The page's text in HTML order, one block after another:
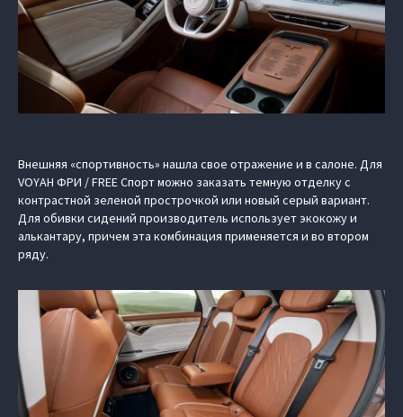
Внешняя «спортивность» нашла свое отражение и в салоне. Для
VOYAH ФРИ / FREE Спорт можно заказать темную отделку с
контрастной зеленой прострочкой или новый серый вариант.
Для обивки сидений производитель использует экокожу и
алькантару, причем эта комбинация применяется и во втором
ряду.